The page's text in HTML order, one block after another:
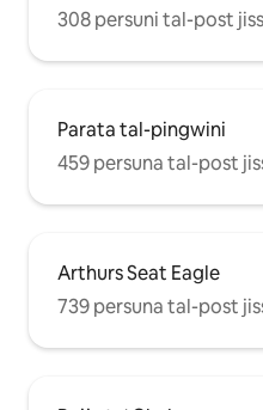
308 persuni tal-post
Parata tal-pingwini
459 persuna tal-post
Arthurs Seat Eagle
739 persuna tal-post